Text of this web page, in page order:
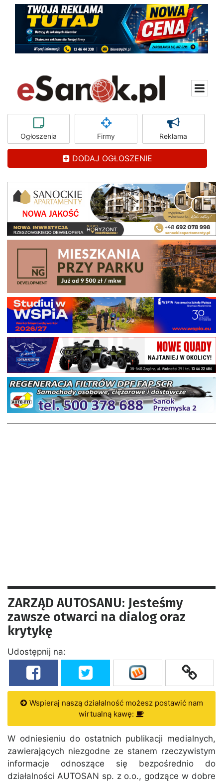
Ogłoszenia Firmy Reklama
DODAJ OGŁOSZENIE
ZARZĄD AUTOSANU: Jesteśmy
zawsze otwarci na dialog oraz
krytykę
Udostępnij na:
Wspieraj naszą działalność możesz postawić nam
wirtualną kawę:
W odniesieniu do ostatnich publikacji medialnych,
zawierających niezgodne ze stanem rzeczywistym
informacje odnoszące się bezpośrednio do
działalności AUTOSAN sp. z o.o., godzące w dobre